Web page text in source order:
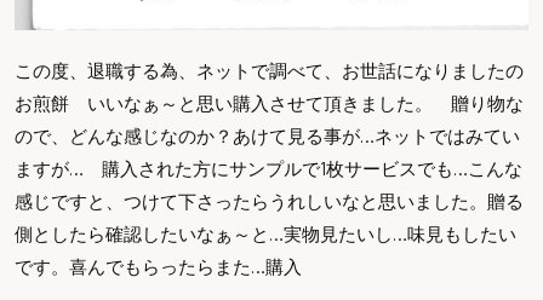
この度、退職する為、ネットで調べて、お世話になりましたの
お煎餅 いいなぁ～と思い購入させて頂きました。 贈り物な
ので、どんな感じなのか？あけて見る事が…ネットではみてい
ますが… 購入された方にサンプルで1枚サービスでも…こんな
感じですと、つけて下さったらうれしいなと思いました。贈る
側としたら確認したいなぁ～と…実物見たいし…味見もしたい
です。喜んでもらったらまた…購入